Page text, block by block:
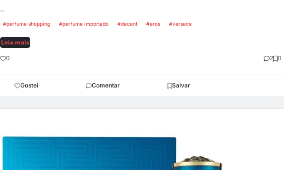
...
#perfume shopping #perfume importado #decant #eros #versace
Leia mais
0 2 0
Gostei Comentar Salvar